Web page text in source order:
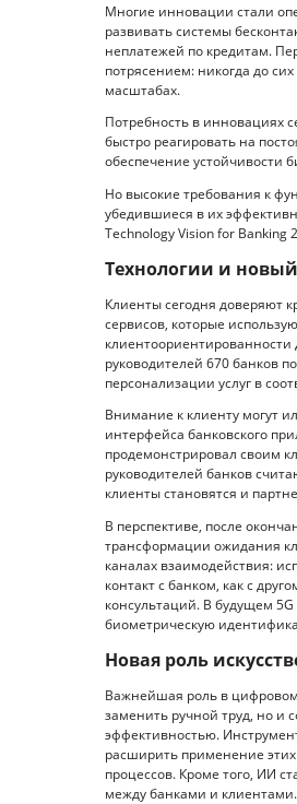
Многие инновации стали
развивать системы
неплатежей по кредитам.
потрясением: никогда до
масштабах.
Потребность в инновациях
быстро реагировать на
обеспечение устойчивости
Но высокие требования к
убедившиеся в их
Technology Vision for Banking
Технологии и
Клиенты сегодня доверяют
сервисов, которые
клиентоориентированности
руководителей 670 банков
персонализации услуг в
Внимание к клиенту могут
интерфейса банковского
продемонстрировал своим
руководителей банков
клиенты становятся и
В перспективе, после
трансформации ожидания
каналах взаимодействия:
контакт с банком, как с
консультаций. В будущем
биометрическую
Новая роль
Важнейшая роль в цифровом
заменить ручной труд, но и
эффективностью.
расширить применение
процессов. Кроме того, ИИ
между банками и клиентами.